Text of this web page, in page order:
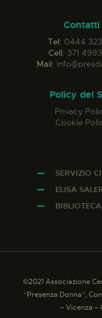
Contatti
Tel: 0444
Cell: 371
Mail:
Policy del
Privacy
Cookie
SERVIZIO
ELISA
BIBLIOTECA
©2021 Associazione
“Presenza Donna”,
– Vicenza –